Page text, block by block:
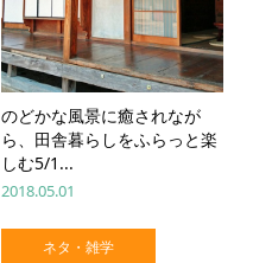
のどかな風景に癒されなが
ら、田舎暮らしをふらっと楽
しむ5/1...
2018.05.01
ネタ・雑学